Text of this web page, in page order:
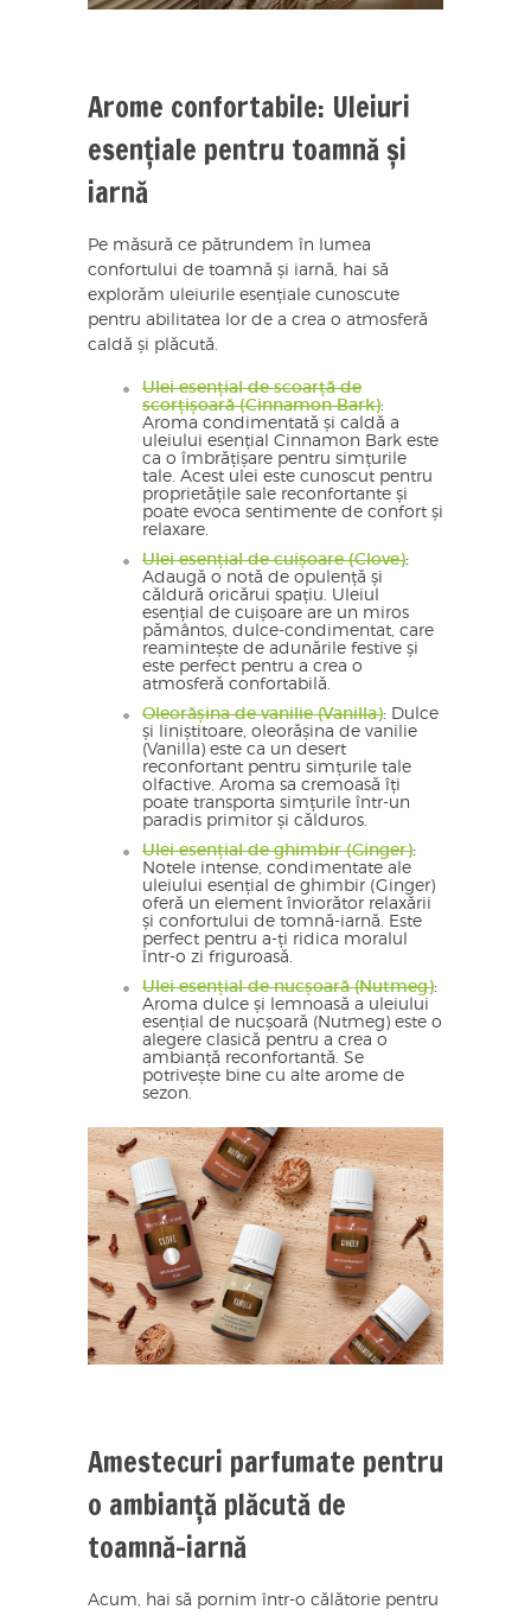
Arome confortabile: Uleiuri
esențiale pentru toamnă și
iarnă
Pe măsură ce pătrundem în lumea
confortului de toamnă și iarnă, hai să
explorăm uleiurile esențiale cunoscute
pentru abilitatea lor de a crea o atmosferă
caldă și plăcută.
Ulei esențial de scoarță de
scorțișoară (Cinnamon Bark):
Aroma condimentată și caldă a
uleiului esențial Cinnamon Bark este
ca o îmbrățișare pentru simțurile
tale. Acest ulei este cunoscut pentru
proprietățile sale reconfortante și
poate evoca sentimente de confort și
relaxare.
Ulei esențial de cuișoare (Clove):
Adaugă o notă de opulență și
căldură oricărui spațiu. Uleiul
esențial de cuișoare are un miros
pământos, dulce-condimentat, care
reamintește de adunările festive și
este perfect pentru a crea o
atmosferă confortabilă.
Oleorășina de vanilie (Vanilla): Dulce
și liniștitoare, oleorășina de vanilie
(Vanilla) este ca un desert
reconfortant pentru simțurile tale
olfactive. Aroma sa cremoasă îți
poate transporta simțurile într-un
paradis primitor și călduros.
Ulei esențial de ghimbir (Ginger):
Notele intense, condimentate ale
uleiului esențial de ghimbir (Ginger)
oferă un element înviorător relaxării
și confortului de tomnă-iarnă. Este
perfect pentru a-ți ridica moralul
într-o zi friguroasă.
Ulei esențial de nucșoară (Nutmeg):
Aroma dulce și lemnoasă a uleiului
esențial de nucșoară (Nutmeg) este o
alegere clasică pentru a crea o
ambianță reconfortantă. Se
potrivește bine cu alte arome de
sezon.
Amestecuri parfumate pentru
o ambianță plăcută de
toamnă-iarnă
Acum, hai să pornim într-o călătorie pentru